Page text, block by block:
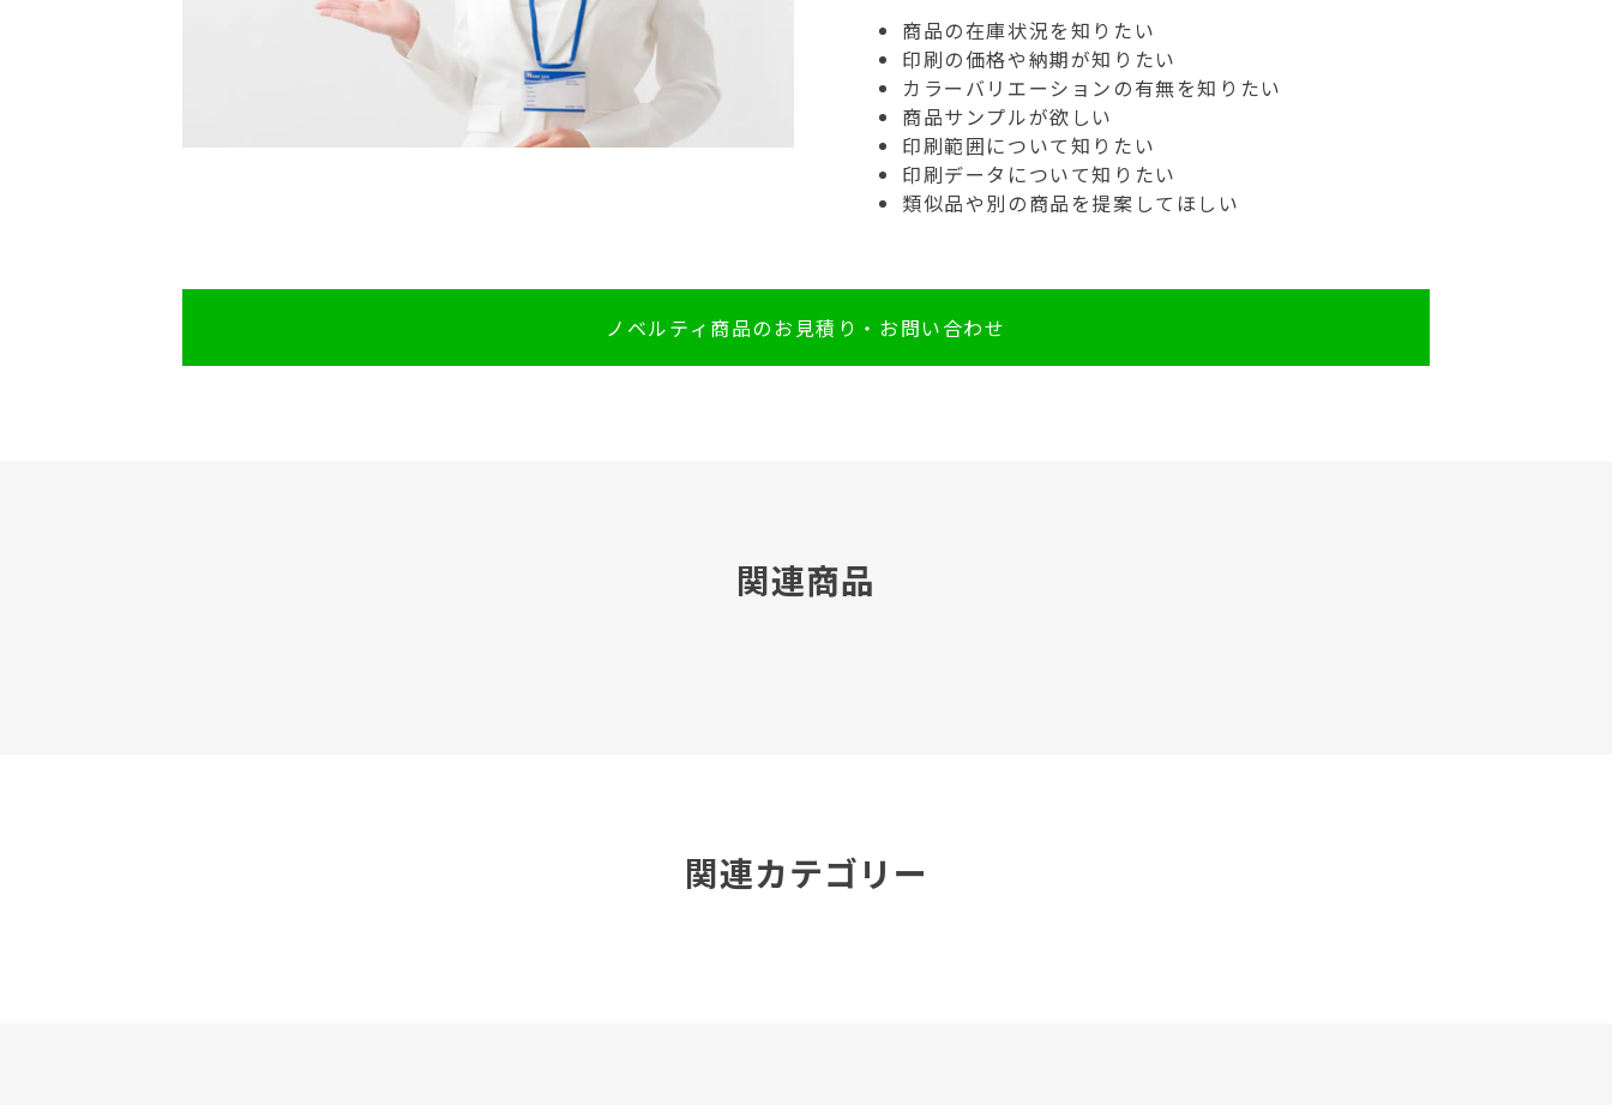
商品の在庫状況を知りたい
印刷の価格や納期が知りたい
カラーバリエーションの有無を知りたい
商品サンプルが欲しい
印刷範囲について知りたい
印刷データについて知りたい
類似品や別の商品を提案してほしい
ノベルティ商品のお見積り・お問い合わせ
関連商品
関連カテゴリー